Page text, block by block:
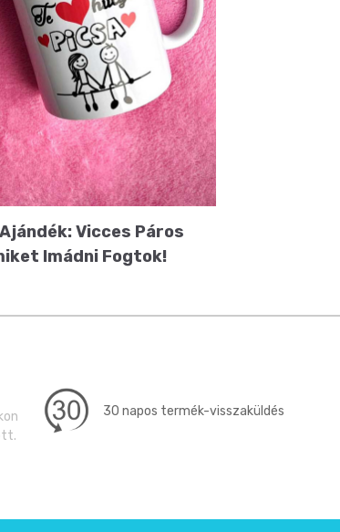
Vicces Páros
Imádni Fogtok!
30 napos termék-visszaküldés